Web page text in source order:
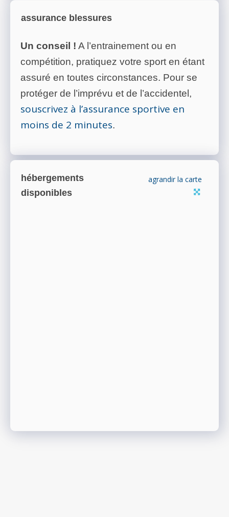
assurance blessures
Un conseil ! A l’entrainement ou en
compétition, pratiquez votre sport en étant
assuré en toutes circonstances. Pour se
protéger de l’imprévu et de l’accidentel,
souscrivez à l’assurance sportive en
moins de 2 minutes.
hébergements
disponibles
agrandir la carte